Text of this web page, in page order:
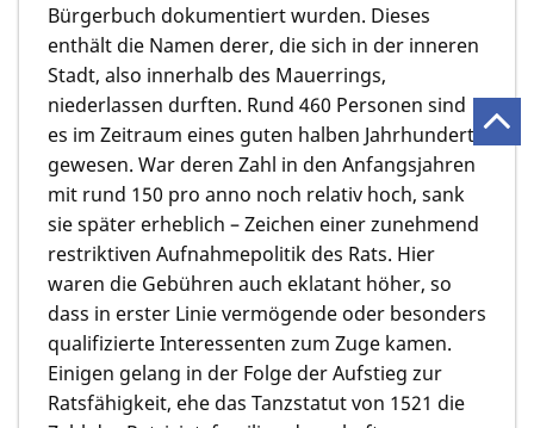
Bürgerbuch dokumentiert wurden. Dieses
enthält die Namen derer, die sich in der inneren
Stadt, also innerhalb des Mauerrings,
niederlassen durften. Rund 460 Personen sind
es im Zeitraum eines guten halben Jahrhunderts
gewesen. War deren Zahl in den Anfangsjahren
mit rund 150 pro anno noch relativ hoch, sank
sie später erheblich – Zeichen einer zunehmend
restriktiven Aufnahmepolitik des Rats. Hier
waren die Gebühren auch eklatant höher, so
dass in erster Linie vermögende oder besonders
qualifizierte Interessenten zum Zuge kamen.
Einigen gelang in der Folge der Aufstieg zur
Ratsfähigkeit, ehe das Tanzstatut von 1521 die